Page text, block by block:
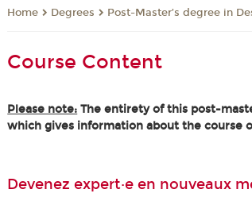
Home Degrees Post-Master’s degree in
Course Content
Please note: The entirety of this post-
which gives information about the course
Devenez expert·e en nouveaux